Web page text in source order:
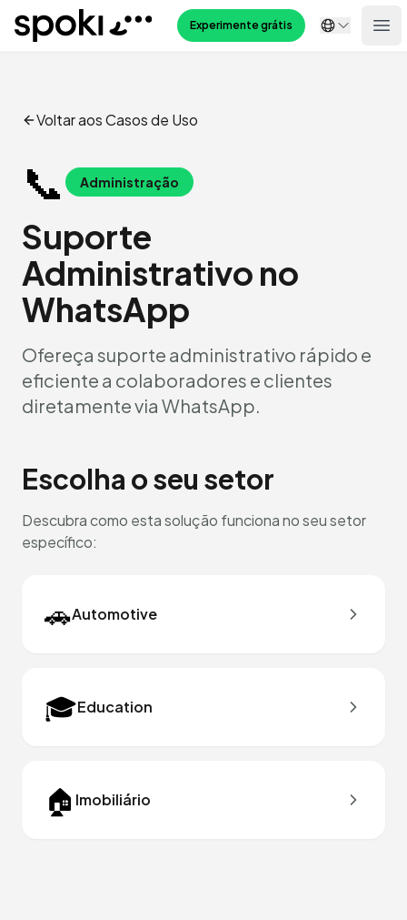
Spoki Experimente grátis
Voltar aos Casos de Uso
📞 Administração
Suporte
Administrativo no
WhatsApp
Ofereça suporte administrativo rápido e
eficiente a colaboradores e clientes
diretamente via WhatsApp.
Escolha o seu setor
Descubra como esta solução funciona no seu setor
específico:
🚗Automotive
🎓Education
🏠 Imobiliário